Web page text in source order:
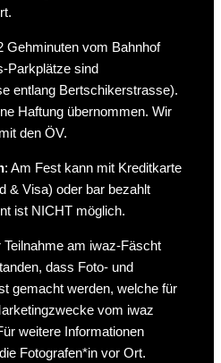
Gehminuten vom Bahnhof
Parkplätze sind
entlang Bertschikerstrasse).
Haftung übernommen. Wir
den ÖV.
: Am Fest kann mit Kreditkarte
& Visa) oder bar bezahlt
ist NICHT möglich.
Teilnahme am iwaz-Fäscht
dass Foto- und
gemacht werden, welche für
vom iwaz
weitere Informationen
Fotografen*in vor Ort.